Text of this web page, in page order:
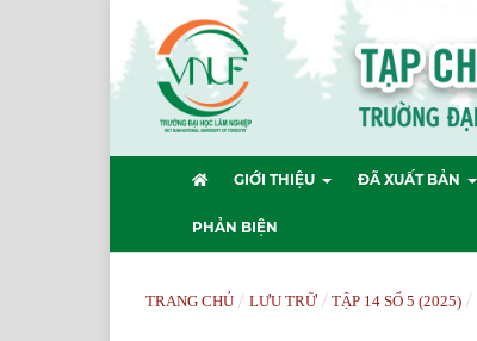
GIỚI THIỆU ĐÃ XUẤT BẢN
PHẢN BIỆN
TRANG CHỦ / LƯU TRỮ / TẬP 14 SỐ 5 (2025) /